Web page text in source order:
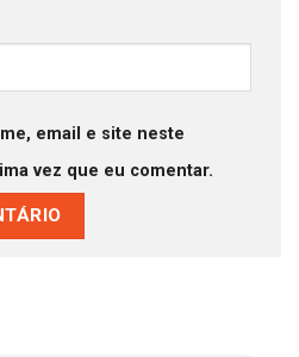
email e site neste
vez que eu comentar.